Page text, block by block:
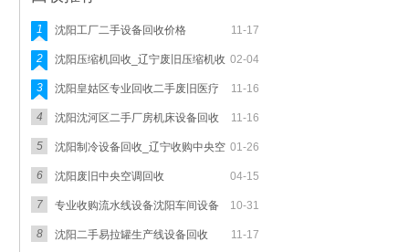
11-17
1 沈阳工厂二手设备回收价格
02-04
2 沈阳压缩机回收_辽宁废旧压缩机收
11-16
3 沈阳皇姑区专业回收二手废旧医疗
11-16
4 沈阳沈河区二手厂房机床设备回收
01-26
5 沈阳制冷设备回收_辽宁收购中央空
04-15
6 沈阳废旧中央空调回收
10-31
7 专业收购流水线设备沈阳车间设备
11-17
8 沈阳二手易拉罐生产线设备回收